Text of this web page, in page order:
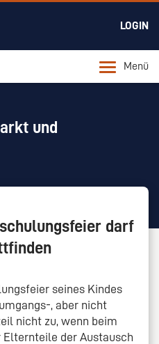
LOGIN
Menü
und
darf
seines Kindes
, aber nicht
nicht zu, wenn beim
der Austausch